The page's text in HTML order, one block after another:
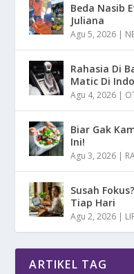
Beda Nasib
Juliana
Agu 5, 2026 |
Rahasia Di
Matic Di
Agu 4, 2026 |
Biar Gak
Ini!
Agu 3, 2026 |
Susah
Tiap Hari
Agu 2, 2026 |
ARTIKEL TAG